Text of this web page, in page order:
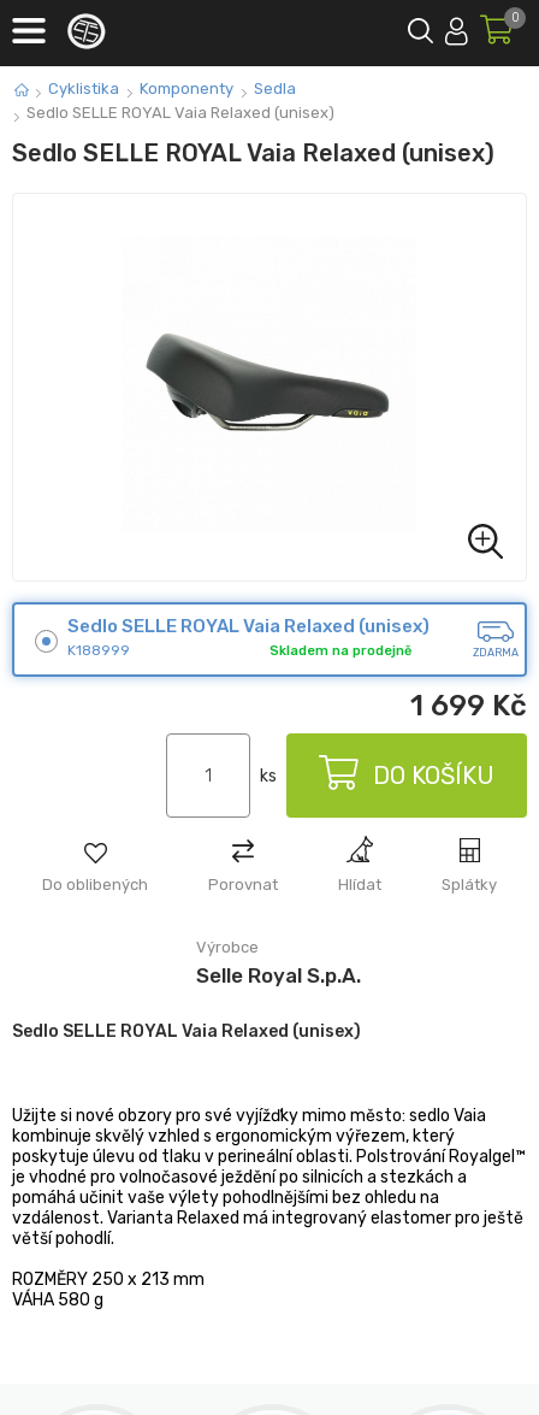
0
Cyklistika Komponenty
Sedla
Sedlo SELLE ROYAL Vaia Relaxed (unisex)
Sedlo SELLE ROYAL Vaia Relaxed (unisex)
Výrobce
Selle Royal S.p.A.
Do oblibených Porovnat Hlídat Splátky
Sedlo SELLE ROYAL Vaia Relaxed (unisex)
K188999 Skladem na prodejně ZDARMA
1 699 Kč
ks DO KOŠÍKU
Sedlo SELLE ROYAL Vaia Relaxed (unisex)
Užijte si nové obzory pro své vyjížďky mimo město: sedlo Vaia
kombinuje skvělý vzhled s ergonomickým výřezem, který
poskytuje úlevu od tlaku v perineální oblasti. Polstrování Royalgel™
je vhodné pro volnočasové ježdění po silnicích a stezkách a
pomáhá učinit vaše výlety pohodlnějšími bez ohledu na
vzdálenost. Varianta Relaxed má integrovaný elastomer pro ještě
větší pohodlí.
ROZMĚRY 250 x 213 mm
VÁHA 580 g